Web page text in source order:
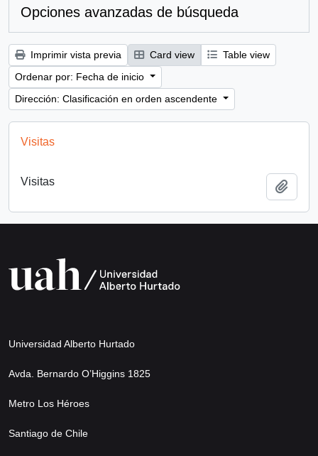
Opciones avanzadas de búsqueda
Imprimir vista previa Card view
Table view
Ordenar por: Fecha de inicio
Dirección: Clasificación en orden ascendente
Visitas
Visitas
Universidad Alberto Hurtado
Avda. Bernardo O’Higgins 1825
Metro Los Héroes
Santiago de Chile